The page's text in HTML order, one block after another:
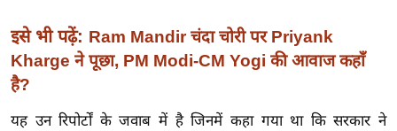
र
मि
सा
ल
इसे भी पढ़ें: Ram Mandir चंदा चोरी पर Priyank
Kharge ने पूछा, PM Modi-CM Yogi की आवाज कहाँ
है?
यह उन रिपोर्टों के जवाब में है जिनमें कहा गया था कि सरकार ने